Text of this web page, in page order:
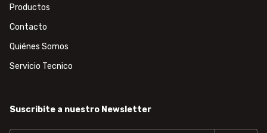
Productos
Contacto
Quiénes Somos
Servicio Tecnico
Suscribite a nuestro Newsletter